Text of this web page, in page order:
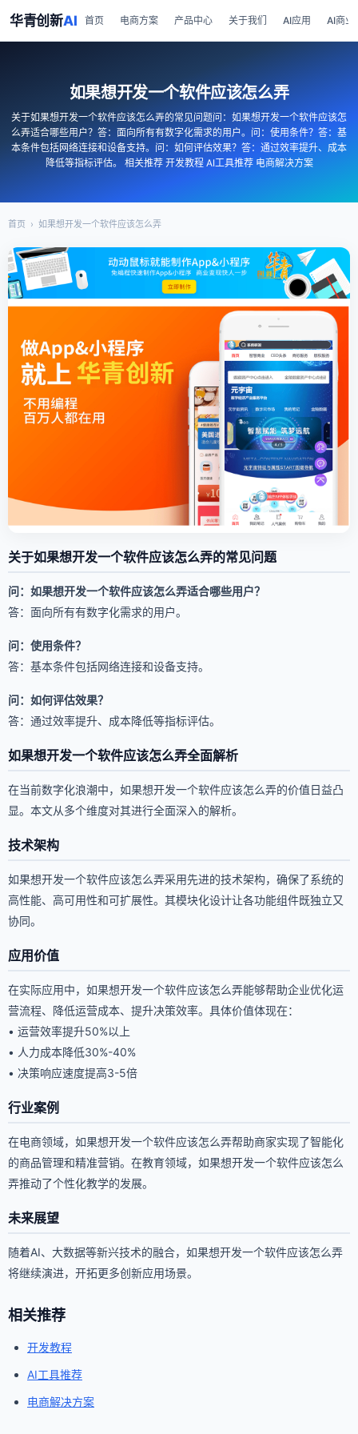
华青创新AI 首页 电商方案 产品中心 关于我们 AI应用 AI商业
如果想开发一个软件应该怎么弄
关于如果想开发一个软件应该怎么弄的常见问题问：如果想开发一个软件应该怎
么弄适合哪些用户？答：面向所有有数字化需求的用户。问：使用条件？答：基
本条件包括网络连接和设备支持。问：如何评估效果？答：通过效率提升、成本
降低等指标评估。 相关推荐 开发教程 AI工具推荐 电商解决方案
首页 › 如果想开发一个软件应该怎么弄
关于如果想开发一个软件应该怎么弄的常见问题
问：如果想开发一个软件应该怎么弄适合哪些用户？
答：面向所有有数字化需求的用户。
问：使用条件？
答：基本条件包括网络连接和设备支持。
问：如何评估效果？
答：通过效率提升、成本降低等指标评估。
如果想开发一个软件应该怎么弄全面解析
在当前数字化浪潮中，如果想开发一个软件应该怎么弄的价值日益凸
显。本文从多个维度对其进行全面深入的解析。
技术架构
如果想开发一个软件应该怎么弄采用先进的技术架构，确保了系统的
高性能、高可用性和可扩展性。其模块化设计让各功能组件既独立又
协同。
应用价值
在实际应用中，如果想开发一个软件应该怎么弄能够帮助企业优化运
营流程、降低运营成本、提升决策效率。具体价值体现在：
• 运营效率提升50%以上
• 人力成本降低30%-40%
• 决策响应速度提高3-5倍
行业案例
在电商领域，如果想开发一个软件应该怎么弄帮助商家实现了智能化
的商品管理和精准营销。在教育领域，如果想开发一个软件应该怎么
弄推动了个性化教学的发展。
未来展望
随着AI、大数据等新兴技术的融合，如果想开发一个软件应该怎么弄
将继续演进，开拓更多创新应用场景。
相关推荐
开发教程
AI工具推荐
电商解决方案